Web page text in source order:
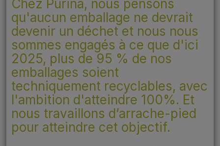
Chez Purina, nous pensons
qu'aucun emballage ne devrait
devenir un déchet et nous nous
sommes engagés à ce que d'ici
2025, plus de 95 % de nos
emballages soient
techniquement recyclables, avec
l'ambition d'atteindre 100%. Et
nous travaillons d’arrache-pied
pour atteindre cet objectif.